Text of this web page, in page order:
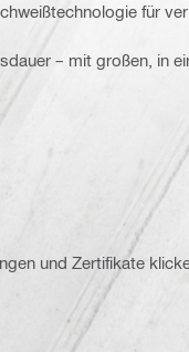
für
– mit großen, in
und Zertifikate